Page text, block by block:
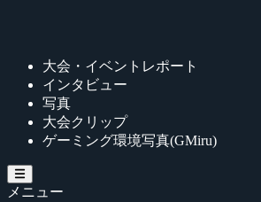
大会・イベントレポート
インタビュー
写真
大会クリップ
ゲーミング環境写真(GMiru)
メニュー